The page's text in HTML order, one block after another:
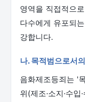
영역을 직접적으
다수에게 유포되
강합니다.
나. 목적범으로서
음화제조등죄는 '
위(제조·소지·수